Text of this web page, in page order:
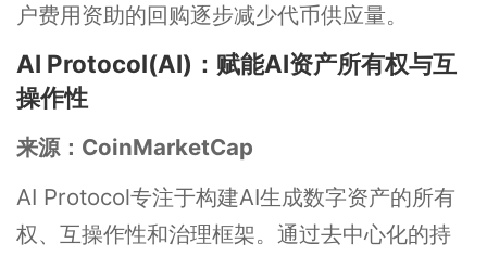
户费用资助的回购逐步减少代币供应量。
AI Protocol(AI)：赋能AI资产所有权与互
操作性
来源：CoinMarketCap
AI Protocol专注于构建AI生成数字资产的所有
权、互操作性和治理框架。通过去中心化的持